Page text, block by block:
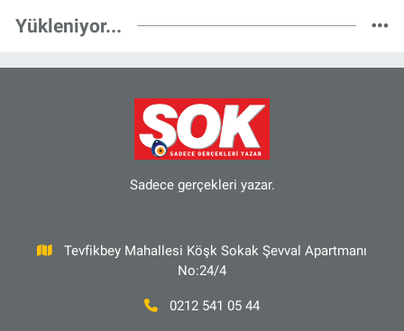
Yükleniyor...
Sadece gerçekleri yazar.
Tevfikbey Mahallesi Köşk Sokak Şevval Apartmanı
No:24/4
0212 541 05 44